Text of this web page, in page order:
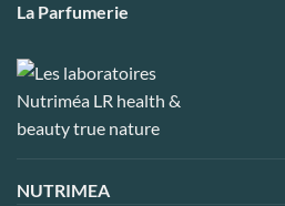
La Parfumerie
NUTRIMEA